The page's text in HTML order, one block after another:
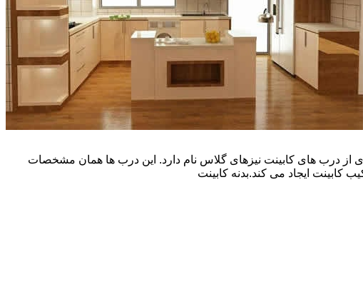
سی دارای ۶ تیپ و تنوع رنگی زیادی است. نوع دیگری از درب های کابینت نیزهای گلاس نام دارد. این درب ها همان مشخصات
ایجاد می کند.بدنه کابینت